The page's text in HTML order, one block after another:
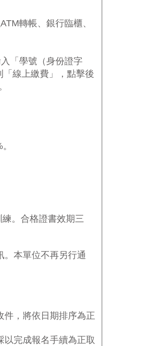
ATM轉帳、 銀行臨櫃、
「學號（身份證字
線上繳費」，點擊後
。
。合格證書效期三
。本單位不再另行通
件，將依日期排序為正
完成報名手續為正取